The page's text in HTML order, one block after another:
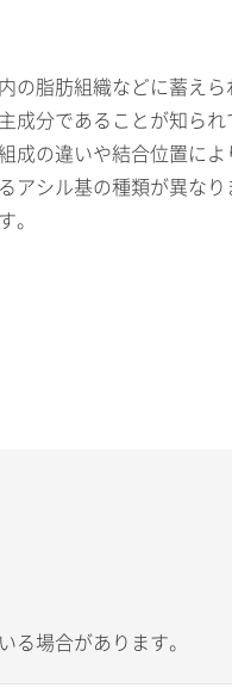
の脂肪組織などに蓄え
成分であることが知ら
成の違いや結合位置に
アシル基の種類が異な
。
る場合があります。